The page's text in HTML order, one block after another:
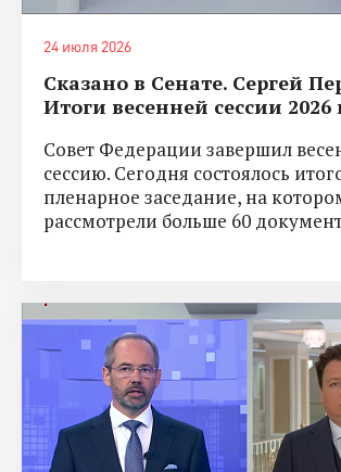
24 июля 2026
Сказано в Сенате. Сергей
Итоги весенней сессии 2026
Совет Федерации завершил
сессию. Сегодня состоялось
пленарное заседание, на
рассмотрели больше 60